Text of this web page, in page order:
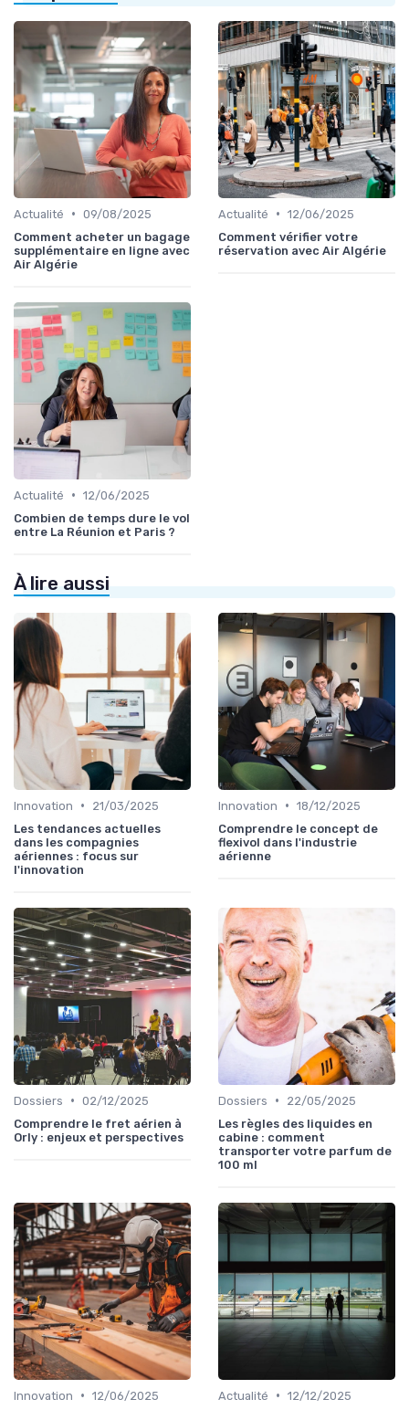
Actualité • 09/08/2025
Comment acheter un bagage
supplémentaire en ligne avec
Air Algérie
Actualité • 12/06/2025
Comment vérifier votre
réservation avec Air Algérie
Actualité • 12/06/2025
Combien de temps dure le vol
entre La Réunion et Paris ?
À lire aussi
Innovation •
21/03/2025
Les tendances actuelles
dans les compagnies
aériennes : focus sur
l'innovation
Innovation • 18/12/2025
Comprendre le concept de
flexivol dans l'industrie
aérienne
Dossiers • 02/12/2025
Comprendre le fret aérien à
Orly : enjeux et perspectives
Dossiers •
22/05/2025
Les règles des liquides en
cabine : comment
transporter votre parfum de
100 ml
Innovation • 12/06/2025
Actualité • 12/12/2025